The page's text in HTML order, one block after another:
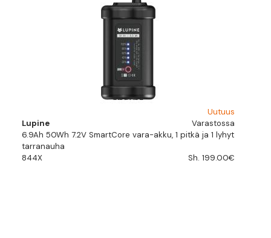
Uutuus
Lupine
Varastossa
6.9Ah 50Wh 7.2V SmartCore vara-akku, 1 pitkä ja 1 lyhyt
tarranauha
844X
Sh. 199.00€